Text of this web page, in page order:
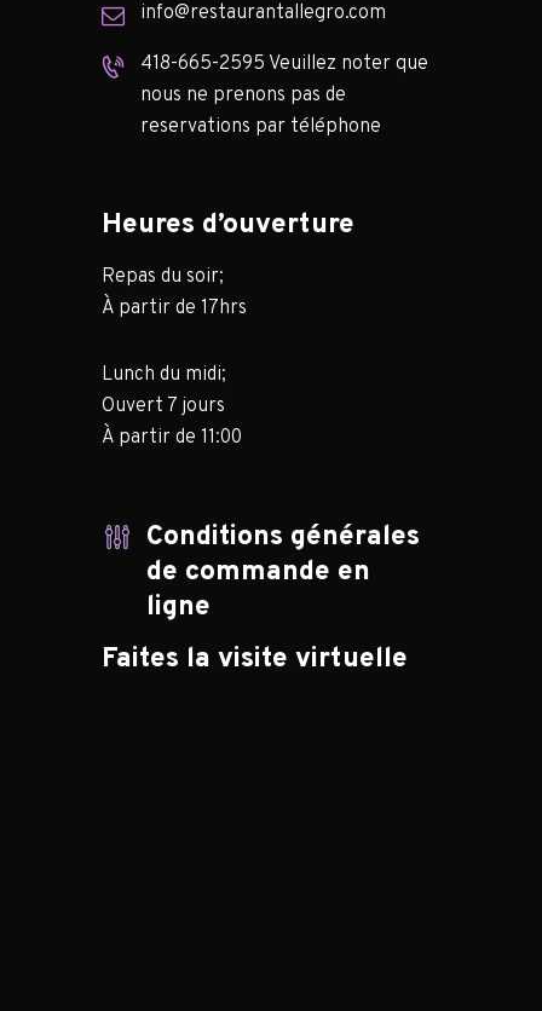
info@restaurantallegro.com
418-665-2595 Veuillez noter que
nous ne prenons pas de
reservations par téléphone
Heures d’ouverture
Repas du soir;
À partir de 17hrs
Lunch du midi;
Ouvert 7 jours
À partir de 11:00
Conditions générales
de commande en
ligne
Faites la visite virtuelle